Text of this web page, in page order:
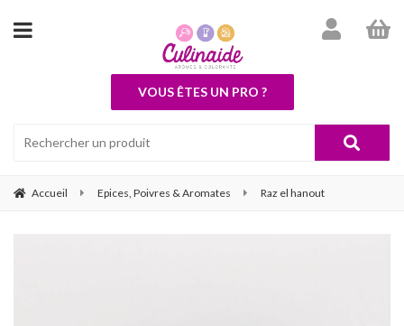
VOUS ÊTES UN PRO ?
Accueil Epices, Poivres & Aromates Raz el hanout